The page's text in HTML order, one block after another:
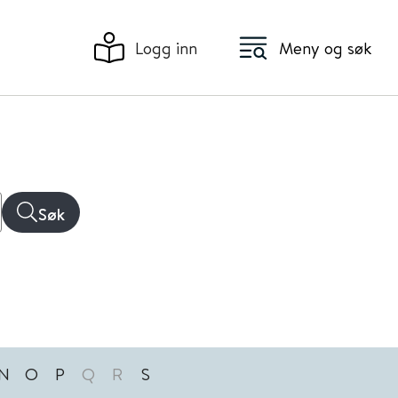
Logg inn Meny og søk
Søk
O P Q R S